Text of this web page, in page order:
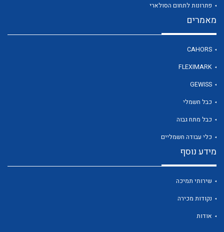
לכל מוצרי היצרן
פתרונות לתחום הסולארי
מאמרים
CAHORS
FLEXIMARK
GEWISS
כבל חשמלי
כבל מתח גבוה
כלי עבודה חשמליים
מידע נוסף
שירותי תמיכה
נקודות מכירה
אודות